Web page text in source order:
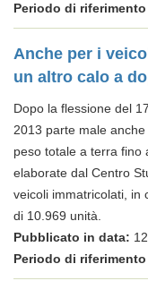
Periodo di
Anche per i
un altro calo a
Dopo la flessione del
2013 parte male
peso totale a terra fino
elaborate dal Centro
veicoli immatricolati, in
di 10.969 unità.
Pubblicato in data:
Periodo di